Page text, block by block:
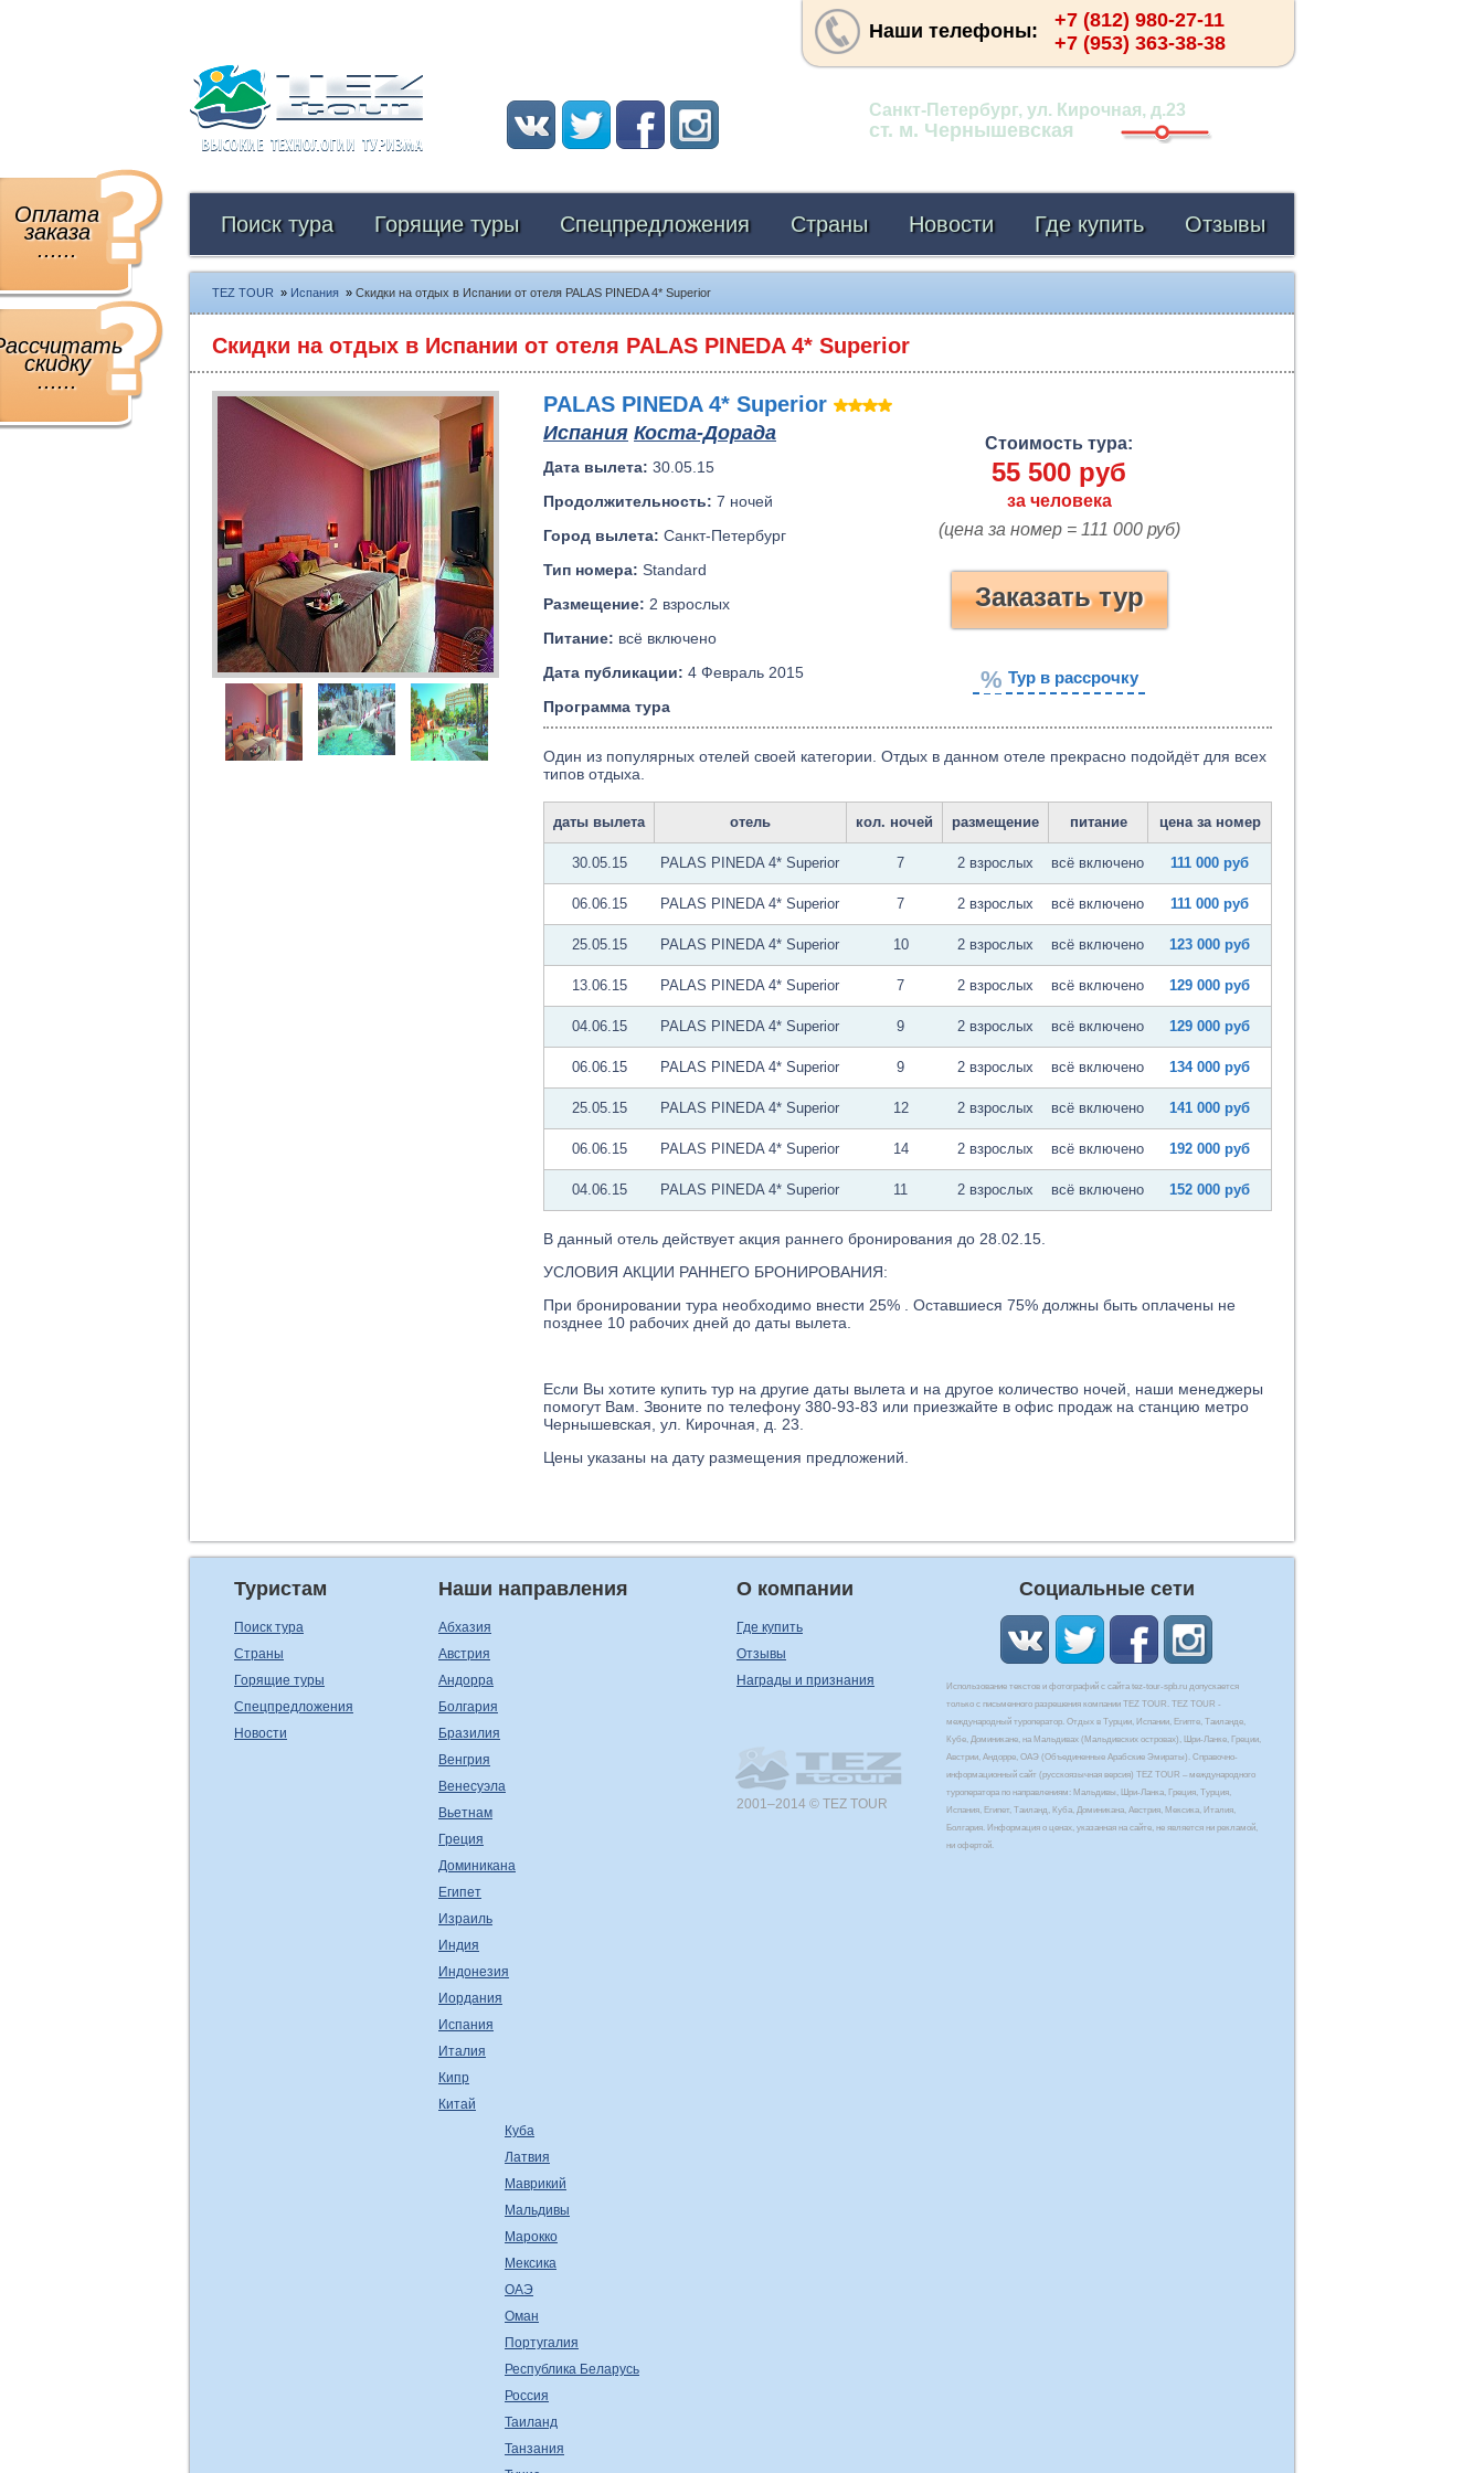
Оплата
заказа
......
скидку
......
Наши телефоны:
+7 (812) 980-27-11
+7 (953) 363-38-38
Санкт-Петербург, ул. Кирочная, д.23
ст. м. Чернышевская
Поиск тура Горящие туры Спецпредложения Страны Новости Где купить Отзывы
TEZ TOUR » Испания » Скидки на отдых в Испании от отеля PALAS PINEDA 4* Superior
Скидки на отдых в Испании от отеля PALAS PINEDA 4* Superior
PALAS PINEDA 4* Superior
Испания Коста-Дорада
Дата вылета: 30.05.15
Продолжительность: 7 ночей
Город вылета: Санкт-Петербург
Тип номера: Standard
Размещение: 2 взрослых
Питание: всё включено
Дата публикации: 4 Февраль 2015
Стоимость тура:
55 500 руб
(цена за номер = 111 000 руб)
Заказать тур
% Тур в рассрочку
Программа тура
Один из популярных отелей своей категории. Отдых в данном отеле прекрасно подойдёт для всех
типов отдыха.
даты вылета отель кол. ночей размещение питание цена за номер
30.05.15 PALAS PINEDA 4* Superior 7 2 взрослых всё включено 111 000 руб
06.06.15 PALAS PINEDA 4* Superior 7 2 взрослых всё включено 111 000 руб
25.05.15 PALAS PINEDA 4* Superior 10 2 взрослых всё включено 123 000 руб
13.06.15 PALAS PINEDA 4* Superior 7 2 взрослых всё включено 129 000 руб
04.06.15 PALAS PINEDA 4* Superior 9 2 взрослых всё включено 129 000 руб
06.06.15 PALAS PINEDA 4* Superior 9 2 взрослых всё включено 134 000 руб
25.05.15 PALAS PINEDA 4* Superior 12 2 взрослых всё включено 141 000 руб
06.06.15 PALAS PINEDA 4* Superior 14 2 взрослых всё включено 192 000 руб
04.06.15 PALAS PINEDA 4* Superior 11 2 взрослых всё включено 152 000 руб
В данный отель действует акция раннего бронирования до 28.02.15.
УСЛОВИЯ АКЦИИ РАННЕГО БРОНИРОВАНИЯ:
При бронировании тура необходимо внести 25% . Оставшиеся 75% должны быть оплачены не
позднее 10 рабочих дней до даты вылета.
Если Вы хотите купить тур на другие даты вылета и на другое количество ночей, наши менеджеры
помогут Вам. Звоните по телефону 380-93-83 или приезжайте в офис продаж на станцию метро
Чернышевская, ул. Кирочная, д. 23.
Цены указаны на дату размещения предложений.
Туристам
Поиск тура
Страны
Горящие туры
Спецпредложения
Новости
Наши направления
Абхазия
Австрия
Андорра
Болгария
Бразилия
Венгрия
Венесуэла
Вьетнам
Греция
Доминикана
Египет
Израиль
Индия
Индонезия
Иордания
Испания
Италия
Кипр
Китай
Куба
Латвия
Маврикий
Мальдивы
Марокко
Мексика
ОАЭ
Оман
Португалия
Республика Беларусь
Россия
Таиланд
Танзания
О компании
Где купить
Отзывы
Награды и признания
2001–2014 © TEZ TOUR
Социальные сети
Использование текстов и фотографий с сайта tez-tour-spb.ru допускается
только с письменного разрешения компании TEZ TOUR. TEZ TOUR -
международный туроператор. Отдых в Турции, Испании, Египте, Таиланде,
Кубе, Доминикане, на Мальдивах (Мальдивских островах), Шри-Ланке, Греции,
Австрии, Андорре, ОАЭ (Объединенные Арабские Эмираты). Справочно-
информационный сайт (русскоязычная версия) TEZ TOUR – международного
туроператора по направлениям: Мальдивы, Шри-Ланка, Греция, Турция,
Испания, Египет, Таиланд, Куба, Доминикана, Австрия, Мексика, Италия,
Болгария. Информация о ценах, указанная на сайте, не является ни рекламой,
ни офертой.